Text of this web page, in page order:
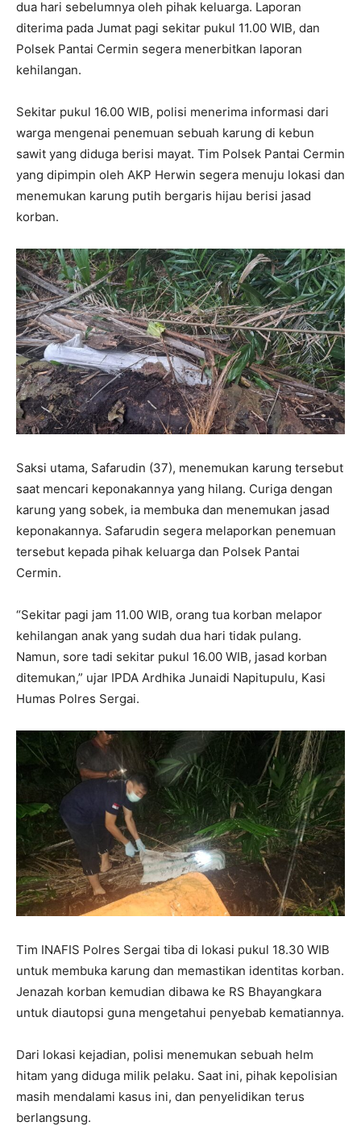
dua hari sebelumnya oleh pihak keluarga. Laporan
diterima pada Jumat pagi sekitar pukul 11.00 WIB, dan
Polsek Pantai Cermin segera menerbitkan laporan
kehilangan.
Sekitar pukul 16.00 WIB, polisi menerima informasi dari
warga mengenai penemuan sebuah karung di kebun
sawit yang diduga berisi mayat. Tim Polsek Pantai Cermin
yang dipimpin oleh AKP Herwin segera menuju lokasi dan
menemukan karung putih bergaris hijau berisi jasad
korban.
Saksi utama, Safarudin (37), menemukan karung tersebut
saat mencari keponakannya yang hilang. Curiga dengan
karung yang sobek, ia membuka dan menemukan jasad
keponakannya. Safarudin segera melaporkan penemuan
tersebut kepada pihak keluarga dan Polsek Pantai
Cermin.
“Sekitar pagi jam 11.00 WIB, orang tua korban melapor
kehilangan anak yang sudah dua hari tidak pulang.
Namun, sore tadi sekitar pukul 16.00 WIB, jasad korban
ditemukan,” ujar IPDA Ardhika Junaidi Napitupulu, Kasi
Humas Polres Sergai.
Tim INAFIS Polres Sergai tiba di lokasi pukul 18.30 WIB
untuk membuka karung dan memastikan identitas korban.
Jenazah korban kemudian dibawa ke RS Bhayangkara
untuk diautopsi guna mengetahui penyebab kematiannya.
Dari lokasi kejadian, polisi menemukan sebuah helm
hitam yang diduga milik pelaku. Saat ini, pihak kepolisian
masih mendalami kasus ini, dan penyelidikan terus
berlangsung.